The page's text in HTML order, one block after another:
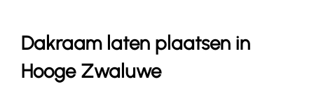
Contact
Dakraam laten plaatsen in
Hooge Zwaluwe